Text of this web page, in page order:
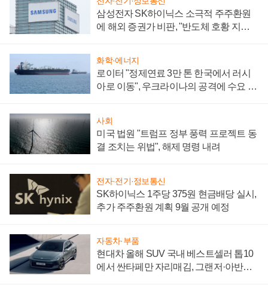
삼성전자 SK하이닉스 소극적 주주환원
에 해외 증권가 비판, "반도체 호황 지속
화학·에너지
로이터 "정제연료 3만 톤 한국에서 러시
아로 이동", 우크라이나의 공격에 수요 늘
사회
미국 법원 "트럼프 정부 풍력 프로젝트 동
결 조치는 위법", 해제 명령 내려
전자·전기·정보통신
SK하이닉스 1주당 375원 현금배당 실시,
추가 주주환원 계획 9월 공개 예정
자동차·부품
현대차 올해 SUV 국내 베스트셀러 톱10
에서 싼타페만 자리매김, 그랜저·아반떼